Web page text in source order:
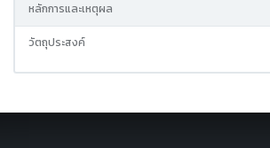
หลักการและเหตุผล
วัตถุประสงค์